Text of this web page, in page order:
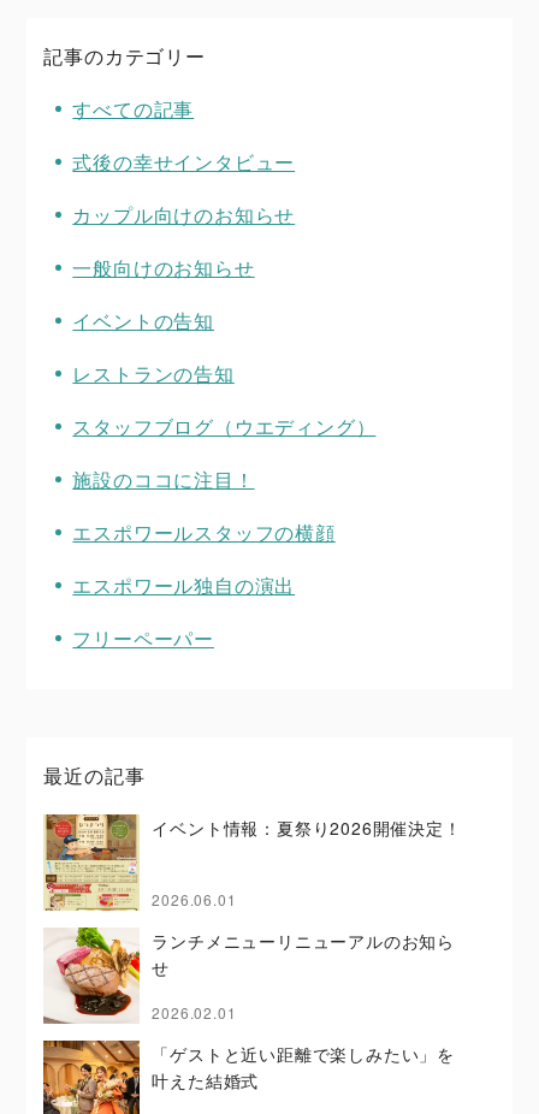
記事のカテゴリー
すべての記事
式後の幸せインタビュー
カップル向けのお知らせ
一般向けのお知らせ
イベントの告知
レストランの告知
スタッフブログ（ウエディング）
施設のココに注目！
エスポワールスタッフの横顔
エスポワール独自の演出
フリーペーパー
最近の記事
イベント情報：夏祭り2026開催決定！
2026.06.01
ランチメニューリニューアルのお知ら
せ
2026.02.01
「ゲストと近い距離で楽しみたい」を
叶えた結婚式